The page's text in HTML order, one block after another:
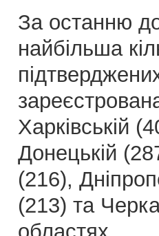
За останню
найбільша
Харківській
Донецькій
(216),
(213) та
областях.